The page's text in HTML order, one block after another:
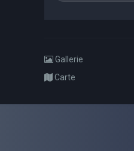
Gallerie
Carte